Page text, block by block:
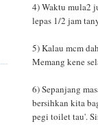
4) Waktu mula2
lepas 1/2 jam
5) Kalau mcm
Memang kene
6) Sepanjang
bersihkan kita
pegi toilet tau'.